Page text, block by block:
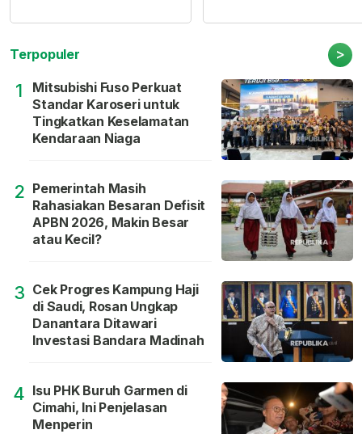
Terpopuler >
1
Mitsubishi Fuso Perkuat
Standar Karoseri untuk
Tingkatkan Keselamatan
Kendaraan Niaga
2 Pemerintah Masih
Rahasiakan Besaran Defisit
APBN 2026, Makin Besar
atau Kecil?
3 Cek Progres Kampung Haji
di Saudi, Rosan Ungkap
Danantara Ditawari
Investasi Bandara Madinah
4 Isu PHK Buruh Garmen di
Cimahi, Ini Penjelasan
Menperin